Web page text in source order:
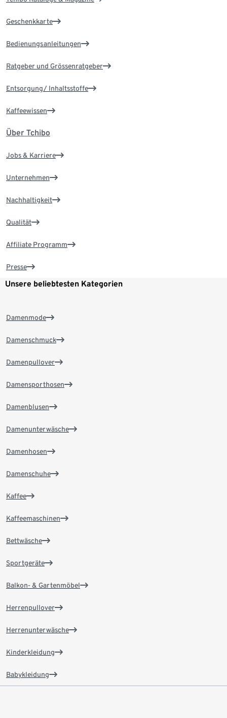
Geschenkkarte
Bedienungsanleitungen
Ratgeber und Grössenratgeber
Entsorgung/ Inhaltsstoffe
Kaffeewissen
Über Tchibo
Jobs & Karriere
Unternehmen
Nachhaltigkeit
Qualität
Affiliate Programm
Presse
Unsere beliebtesten Kategorien
Damenmode
Damenschmuck
Damenpullover
Damensporthosen
Damenblusen
Damenunterwäsche
Damenhosen
Damenschuhe
Kaffee
Kaffeemaschinen
Bettwäsche
Sportgeräte
Balkon- & Gartenmöbel
Herrenpullover
Herrenunterwäsche
Kinderkleidung
Babykleidung